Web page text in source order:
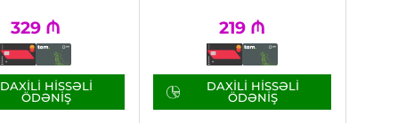
329 ₼
DAXILI HISSƏLI
ÖDƏNIŞ
219 ₼
DAXILI HISSƏLI
ÖDƏNIŞ